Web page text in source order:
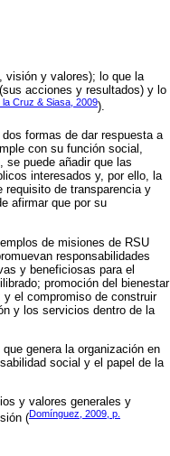
visión y valores); lo que la
acciones y resultados) y lo
la Cruz & Siasa, 2009).
formas de dar respuesta a
con su función social,
se puede añadir que las
interesados y, por ello, la
requisito de transparencia y
afirmar que por su
de misiones de RSU
responsabilidades
y beneficiosas para el
promoción del bienestar
el compromiso de construir
y los servicios dentro de la
genera la organización en
social y el papel de la
y valores generales y
(Domínguez, 2009, p.